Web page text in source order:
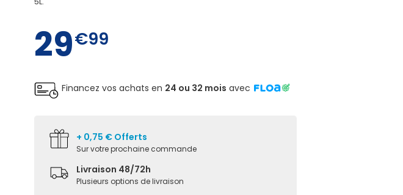
29€99
Financez vos achats en 24 ou 32 mois avec
+ 0,75 € Offerts
Sur votre prochaine commande
Livraison 48/72h
Plusieurs options de livraison